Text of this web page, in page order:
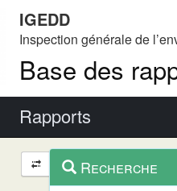
IGEDD
Inspection générale de
Base des
Rapports
Navigation
et contextuel
Recherche